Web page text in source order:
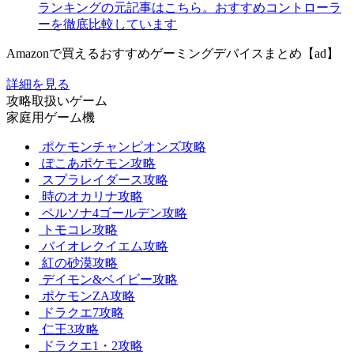
ランキングの元記事はこちら。おすすめコントローラ
ーを徹底比較しています
Amazonで買えるおすすめゲーミングデバイスまとめ【ad】
詳細を見る
攻略取扱いゲーム
家庭用ゲーム機
ポケモンチャンピオンズ攻略
ぽこあポケモン攻略
スプラレイダース攻略
時のオカリナ攻略
ペルソナ4ゴールデン攻略
トモコレ攻略
バイオレクイエム攻略
紅の砂漠攻略
デイモン&ベイビー攻略
ポケモンZA攻略
ドラクエ7攻略
仁王3攻略
ドラクエ1・2攻略